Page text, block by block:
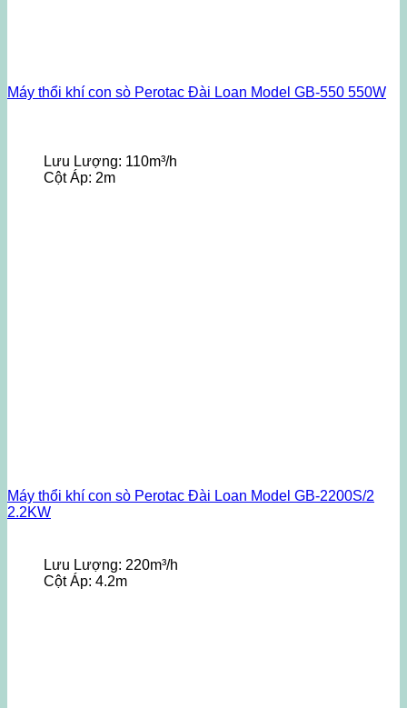
Máy thổi khí con sò Perotac Đài Loan Model GB-550 550W
Lưu Lượng: 110m³/h
Cột Áp: 2m
Máy thổi khí con sò Perotac Đài Loan Model GB-2200S/2
2.2KW
Lưu Lượng: 220m³/h
Cột Áp: 4.2m